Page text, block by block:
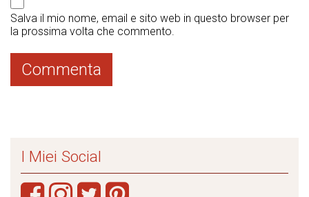
Salva il mio nome, email e sito web in questo browser per
la prossima volta che commento.
I Miei Social